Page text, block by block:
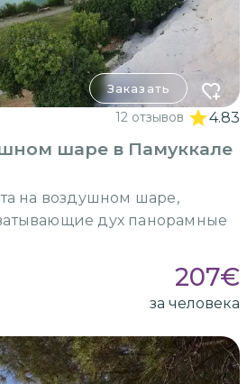
Заказать
12 отзывов 4.83
шаре в Памуккале
на воздушном шаре,
дух панорамные
207€
за человека